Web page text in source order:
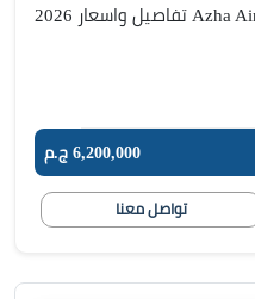
6,200,000 ج.م
تواصل معنا